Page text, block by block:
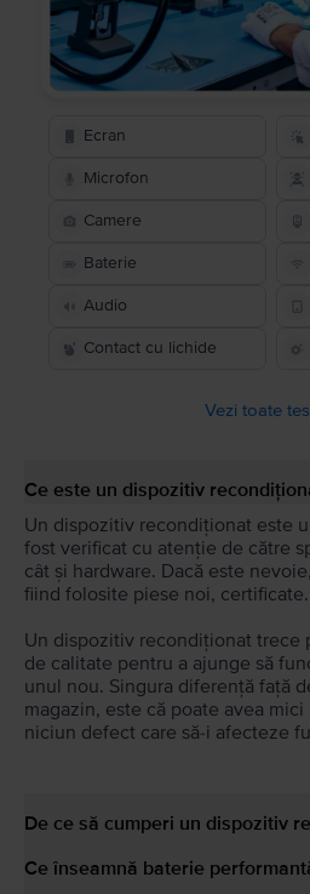
Ecran
Microfon
Camere
Baterie
Audio
Contact cu lichide
Vezi toate
Ce este un dispozitiv
Un dispozitiv recondiționat este
fost verificat cu atenție de către
cât și hardware. Dacă este
fiind folosite piese noi, certificate.
Un dispozitiv recondiționat trece
de calitate pentru a ajunge să
unul nou. Singura diferență față
magazin, este că poate avea
niciun defect care să-i afecteze
De ce să cumperi un dispozitiv
Ce înseamnă baterie